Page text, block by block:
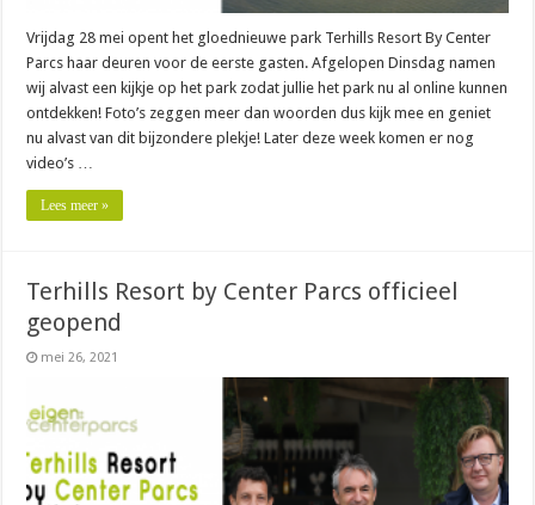
Vrijdag 28 mei opent het gloednieuwe park Terhills Resort By Center
Parcs haar deuren voor de eerste gasten. Afgelopen Dinsdag namen
wij alvast een kijkje op het park zodat jullie het park nu al online kunnen
ontdekken! Foto’s zeggen meer dan woorden dus kijk mee en geniet
nu alvast van dit bijzondere plekje! Later deze week komen er nog
video’s …
Lees meer »
Terhills Resort by Center Parcs officieel
geopend
mei 26, 2021